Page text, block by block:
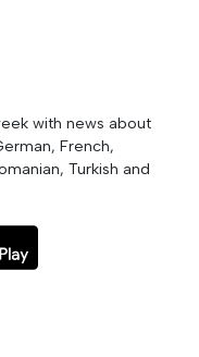
with news about
French,
Turkish and